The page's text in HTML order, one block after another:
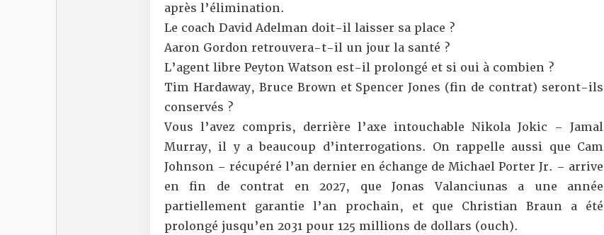
après l’élimination.
Le coach David Adelman doit-il laisser sa place ?
Aaron Gordon retrouvera-t-il un jour la santé ?
L’agent libre Peyton Watson est-il prolongé et si oui à combien ?
Tim Hardaway, Bruce Brown et Spencer Jones (fin de contrat) seront-ils
conservés ?
Vous l’avez compris, derrière l’axe intouchable Nikola Jokic – Jamal
Murray, il y a beaucoup d’interrogations. On rappelle aussi que Cam
Johnson – récupéré l’an dernier en échange de Michael Porter Jr. – arrive
en fin de contrat en 2027, que Jonas Valanciunas a une année
partiellement garantie l’an prochain, et que Christian Braun a été
prolongé jusqu’en 2031 pour 125 millions de dollars (ouch).